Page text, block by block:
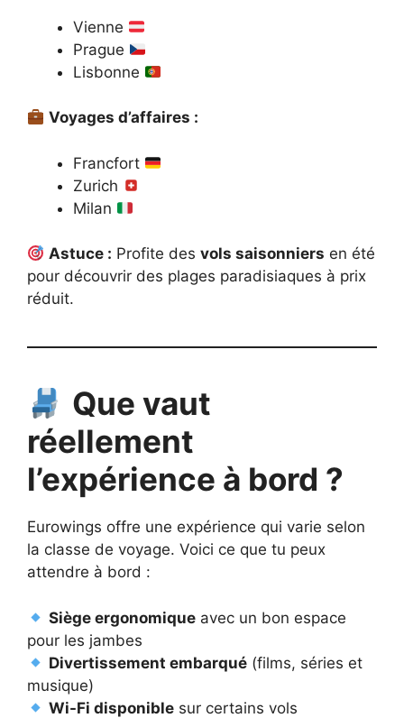
Vienne
Prague
Lisbonne
Voyages d’affaires :
Francfort
Zurich
Milan
Astuce : Profite desvols saisonniers en été
pour découvrir des plages paradisiaques à prix
réduit.
Que vaut
réellement
l’expérience à bord ?
Eurowings offre une expérience qui varie selon
la classe de voyage. Voici ce que tu peux
attendre à bord :
Siège ergonomique avec un bon espace
pour les jambes
Divertissement embarqué (films, séries et
musique)
Wi-Fi disponible sur certains vols